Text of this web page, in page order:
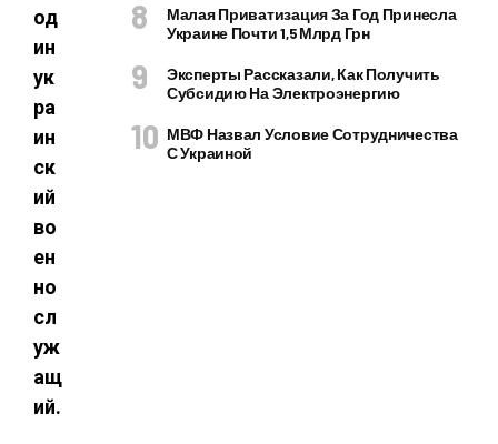
од
ин
ук
ра
ин
ск
ий
во
ен
но
сл
уж
ащ
ий.
Малая Приватизация За Год Принесла
Украине Почти 1,5 Млрд Грн
Эксперты Рассказали, Как Получить
Субсидию На Электроэнергию
МВФ Назвал Условие Сотрудничества
С Украиной